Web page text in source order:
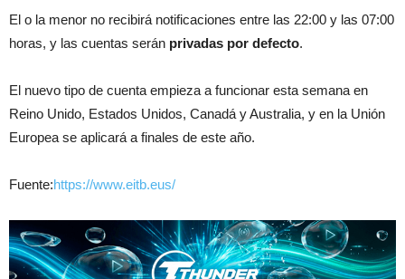
El o la menor no recibirá notificaciones entre las 22:00 y las 07:00
horas, y las cuentas serán privadas por defecto.
El nuevo tipo de cuenta empieza a funcionar esta semana en
Reino Unido, Estados Unidos, Canadá y Australia, y en la Unión
Europea se aplicará a finales de este año.
Fuente:https://www.eitb.eus/